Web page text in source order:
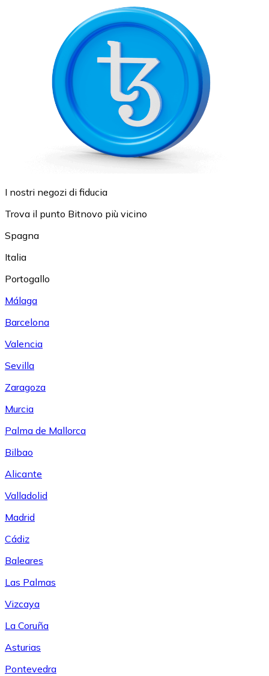
I nostri negozi di fiducia
Trova il punto Bitnovo più vicino
Spagna
Italia
Portogallo
Málaga
Barcelona
Valencia
Sevilla
Zaragoza
Murcia
Palma de Mallorca
Bilbao
Alicante
Valladolid
Madrid
Cádiz
Baleares
Las Palmas
Vizcaya
La Coruña
Asturias
Pontevedra